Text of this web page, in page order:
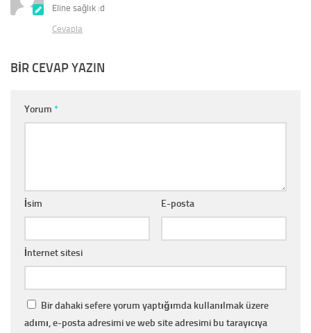
Eline sağlık :d
Cevapla
BIR CEVAP YAZIN
Yorum *
İsim E-posta
İnternet sitesi
Bir dahaki sefere yorum yaptığımda kullanılmak üzere
adımı, e-posta adresimi ve web site adresimi bu tarayıcıya